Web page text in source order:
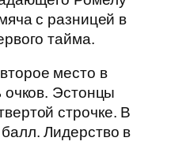
с разницей в
тайма.
место в
очков. Эстонцы
строчке. В
Лидерство в